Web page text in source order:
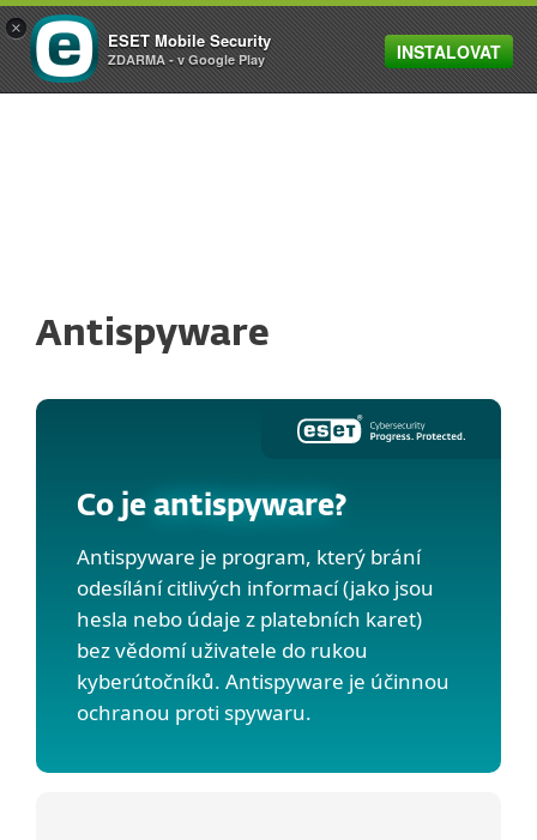
MENU
Antispyware
Co je antispyware?
Antispyware je program, který brání
odesílání citlivých informací (jako jsou
hesla nebo údaje z platebních karet)
bez vědomí uživatele do rukou
kyberútočníků. Antispyware je účinnou
ochranou proti spywaru.
×
ESET Mobile Security
ZDARMA - v Google Play INSTALOVAT